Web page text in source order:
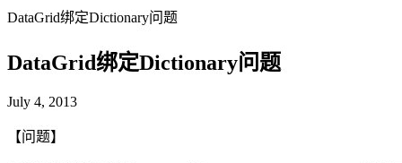
DataGrid绑定Dictionary问题
DataGrid绑定Dictionary问题
July 4, 2013
【问题】